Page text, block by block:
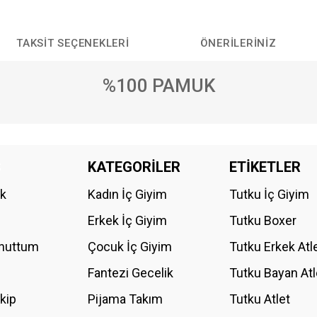
TAKSIT SEÇENEKLERI ÖNERILERINIZ
%100 PAMUK
Bu ürüne ilk yorumu siz yapın!
KATEGORİLER
Kadın İç Giyim
Erkek İç Giyim
Çocuk İç Giyim
Fantezi Gecelik
Pijama Takım
ETİKETLER
Tutku İç Giyim
Tutku Boxer
Tutku Erkek
Tutku Bayan
Tutku Atlet